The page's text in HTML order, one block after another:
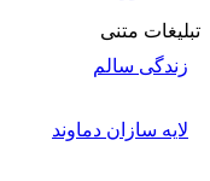
تبلیغات متنی
زندگی سالم
لایه سازان دماوند